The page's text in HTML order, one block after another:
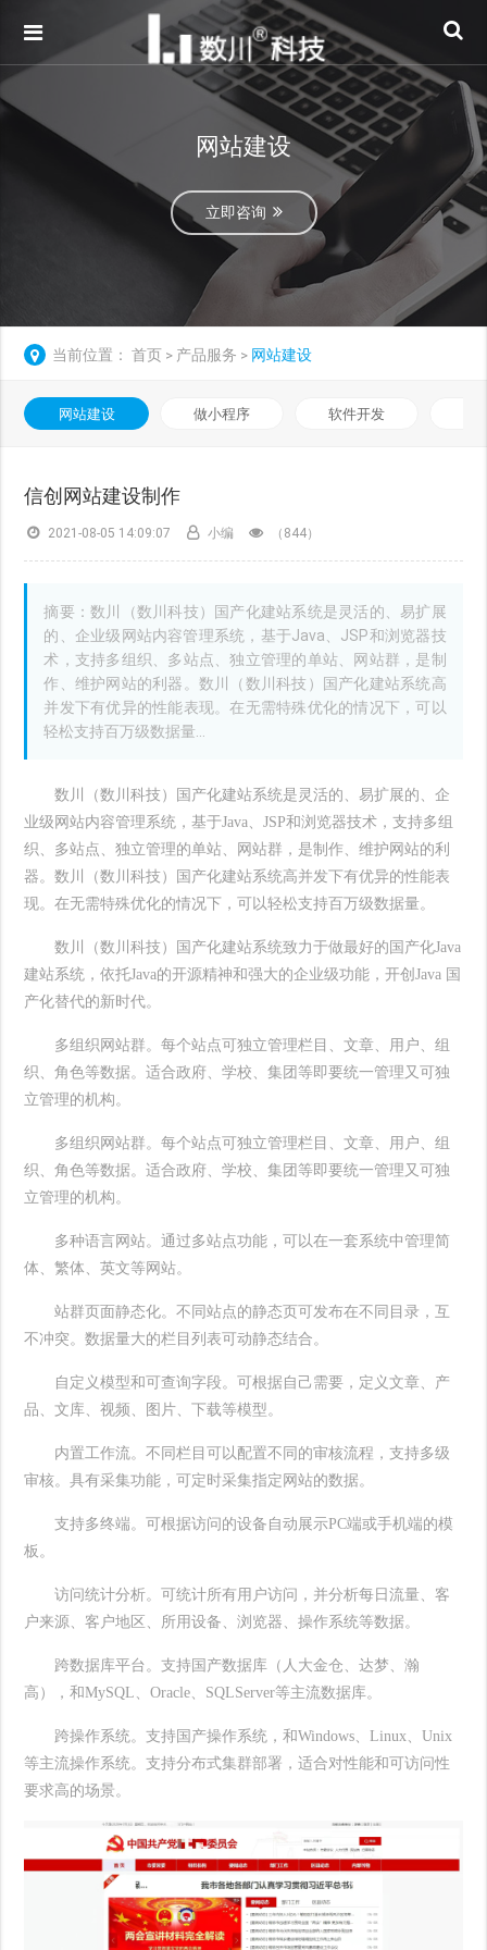
网站建设
立即咨询
当前位置： 首页 > 产品服务 > 网站建设
网站建设 做小程序 软件开发
信创网站建设制作
2021-08-05 14:09:07 小编 （ 844）
摘要：数川（数川科技）国产化建站系统是灵活的、易扩展
的、企业级网站内容管理系统，基于Java、JSP和浏览器技
术，支持多组织、多站点、独立管理的单站、网站群，是制
作、维护网站的利器。数川（数川科技）国产化建站系统高
并发下有优异的性能表现。在无需特殊优化的情况下，可以
轻松支持百万级数据量...
数川（数川科技）国产化建站系统是灵活的、易扩展的、企
业级网站内容管理系统，基于Java、JSP和浏览器技术，支持多组
织、多站点、独立管理的单站、网站群，是制作、维护网站的利
器。数川（数川科技）国产化建站系统高并发下有优异的性能表
现。在无需特殊优化的情况下，可以轻松支持百万级数据量。
数川（数川科技）国产化建站系统致力于做最好的国产化Java
建站系统，依托Java的开源精神和强大的企业级功能，开创Java 国
产化替代的新时代。
多组织网站群。每个站点可独立管理栏目、文章、用户、组
织、角色等数据。适合政府、学校、集团等即要统一管理又可独
立管理的机构。
多组织网站群。每个站点可独立管理栏目、文章、用户、组
织、角色等数据。适合政府、学校、集团等即要统一管理又可独
立管理的机构。
多种语言网站。通过多站点功能，可以在一套系统中管理简
体、繁体、英文等网站。
站群页面静态化。不同站点的静态页可发布在不同目录，互
不冲突。数据量大的栏目列表可动静态结合。
自定义模型和可查询字段。可根据自己需要，定义文章、产
品、文库、视频、图片、下载等模型。
内置工作流。不同栏目可以配置不同的审核流程，支持多级
审核。具有采集功能，可定时采集指定网站的数据。
支持多终端。可根据访问的设备自动展示PC端或手机端的模
板。
访问统计分析。可统计所有用户访问，并分析每日流量、客
户来源、客户地区、所用设备、浏览器、操作系统等数据。
跨数据库平台。支持国产数据库（人大金仓、达梦、瀚
高），和MySQL、Oracle、SQLServer等主流数据库。
跨操作系统。支持国产操作系统，和Windows、Linux、Unix
等主流操作系统。支持分布式集群部署，适合对性能和可访问性
要求高的场景。